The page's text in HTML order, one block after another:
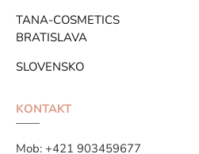
TANA-COSMETICS
BRATISLAVA
SLOVENSKO
KONTAKT
Mob: +421 903459677